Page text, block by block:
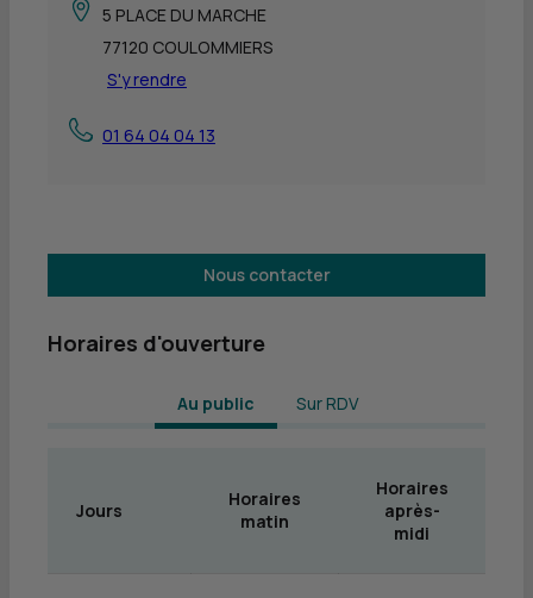
5 PLACE DU MARCHE
77120 COULOMMIERS
S'y rendre
01 64 04 04 13
Nous contacter
Horaires d'ouverture
Au public Sur RDV
Jours
Horaires
matin
Horaires
après-
midi